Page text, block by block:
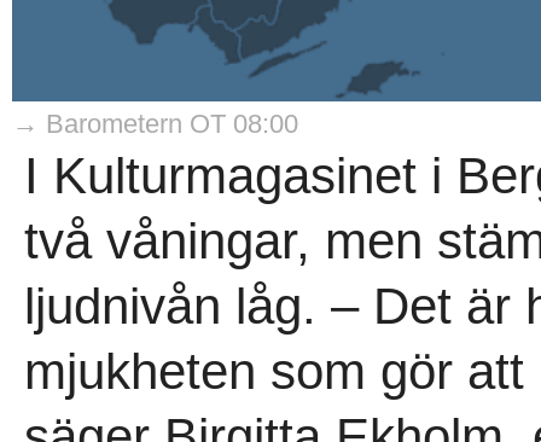
→ Barometern OT 08:00
I Kulturmagasinet i
två våningar, men
ljudnivån låg. – Det är
mjukheten som gör